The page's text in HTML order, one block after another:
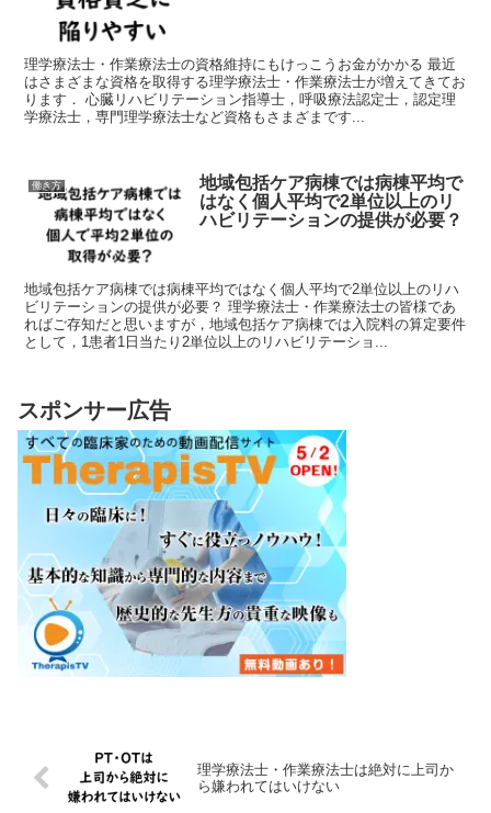
理学療法士・作業療法士の資格維持にもけっこうお金がかかる 最近
はさまざまな資格を取得する理学療法士・作業療法士が増えてきてお
ります． 心臓リハビリテーション指導士，呼吸療法認定士，認定理
学療法士，専門理学療法士など資格もさまざまです...
働き方
地域包括ケア病棟では病棟平均で
はなく個人平均で2単位以上のリ
ハビリテーションの提供が必要？
地域包括ケア病棟では病棟平均ではなく個人平均で2単位以上のリハ
ビリテーションの提供が必要？ 理学療法士・作業療法士の皆様であ
ればご存知だと思いますが，地域包括ケア病棟では入院料の算定要件
として，1患者1日当たり2単位以上のリハビリテーショ...
スポンサー広告
理学療法士・作業療法士は絶対に上司か
ら嫌われてはいけない